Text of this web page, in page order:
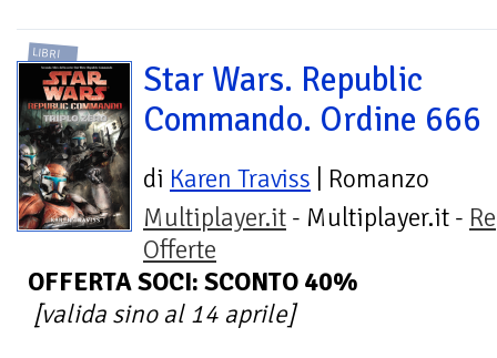
LIBRI
Star Wars. Republic
Commando. Ordine 666
di Karen Traviss | Romanzo
Multiplayer.it - Multiplayer.it -
Offerte
OFFERTA SOCI: SCONTO 40%
[valida sino al 14 aprile]